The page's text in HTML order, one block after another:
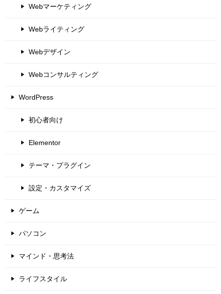
Webマーケティング
Webライティング
Webデザイン
Webコンサルティング
WordPress
初心者向け
Elementor
テーマ・プラグイン
設定・カスタマイズ
ゲーム
パソコン
マインド・思考法
ライフスタイル